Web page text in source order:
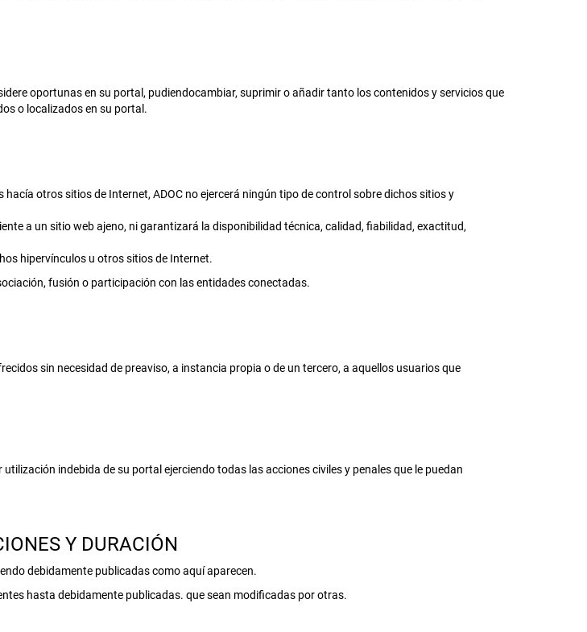
oportunas en su portal, pudiendocambiar, suprimir o añadir tanto los contenidos y servicios que
o localizados en su portal.
otros sitios de Internet, ADOC no ejercerá ningún tipo de control sobre dichos sitios y
a un sitio web ajeno, ni garantizará la disponibilidad técnica, calidad, fiabilidad, exactitud,
hipervínculos u otros sitios de Internet.
fusión o participación con las entidades conectadas.
sin necesidad de preaviso, a instancia propia o de un tercero, a aquellos usuarios que
indebida de su portal ejerciendo todas las acciones civiles y penales que le puedan
Y DURACIÓN
debidamente publicadas como aquí aparecen.
hasta debidamente publicadas. que sean modificadas por otras.